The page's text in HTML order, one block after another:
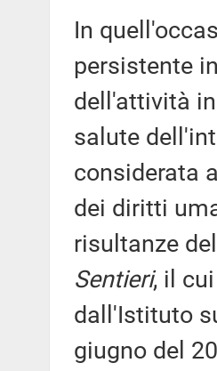
In
persistente
dell'attività
salute
considerata
dei diritti
risultanze
Sentieri, il
dall'Istituto
giugno del